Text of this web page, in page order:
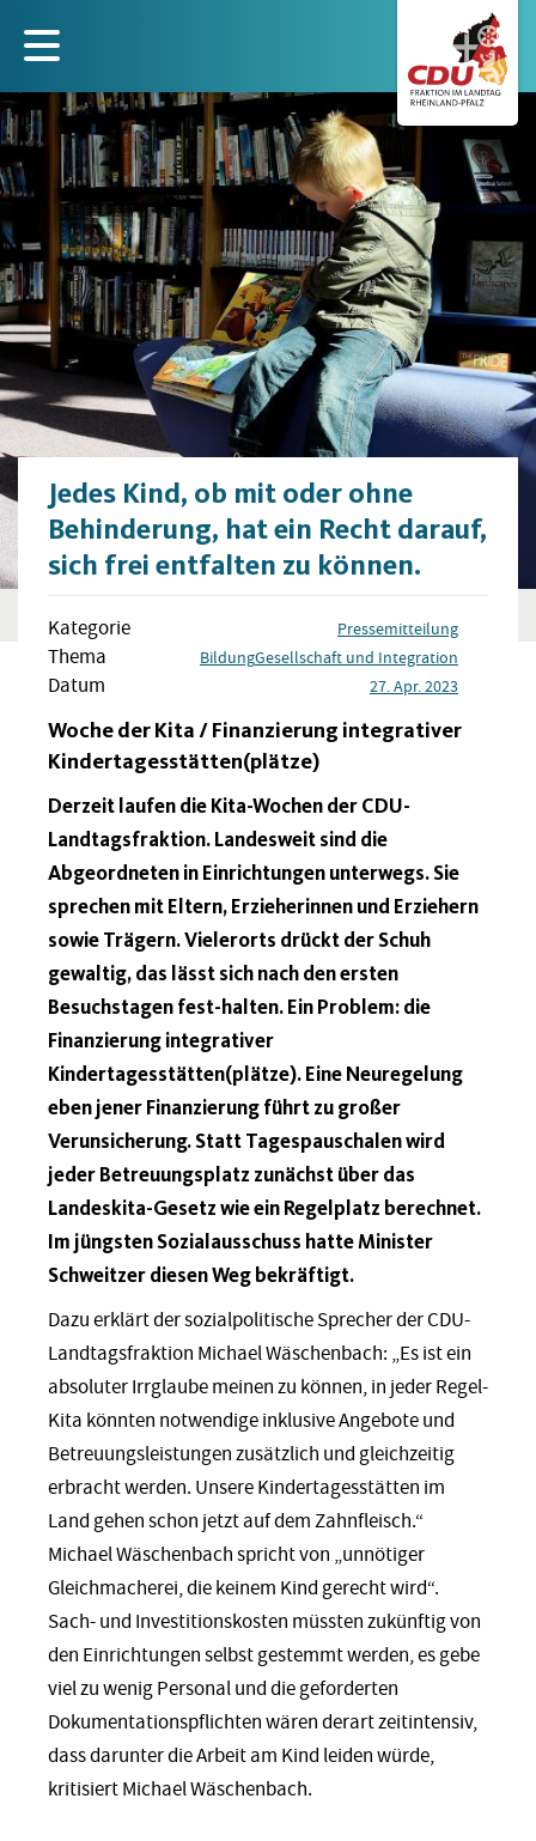
zum
Inhalt
Jedes Kind, ob mit oder ohne
Behinderung, hat ein Recht darauf,
sich frei entfalten zu können.
Kategorie Pressemitteilung
Thema Gesellschaft und Integration
Bildung
Datum 27. Apr. 2023
Woche der Kita / Finanzierung integrativer
Kindertagesstätten(plätze)
Derzeit laufen die Kita-Wochen der CDU-
Landtagsfraktion. Landesweit sind die
Abgeordneten in Einrichtungen unterwegs. Sie
sprechen mit Eltern, Erzieherinnen und Erziehern
sowie Trägern. Vielerorts drückt der Schuh
gewaltig, das lässt sich nach den ersten
Besuchstagen fest-halten. Ein Problem: die
Finanzierung integrativer
Kindertagesstätten(plätze). Eine Neuregelung
eben jener Finanzierung führt zu großer
Verunsicherung. Statt Tagespauschalen wird
jeder Betreuungsplatz zunächst über das
Landeskita-Gesetz wie ein Regelplatz berechnet.
Im jüngsten Sozialausschuss hatte Minister
Schweitzer diesen Weg bekräftigt.
Dazu erklärt der sozialpolitische Sprecher der CDU-
Landtagsfraktion Michael Wäschenbach: „Es ist ein
absoluter Irrglaube meinen zu können, in jeder Regel-
Kita könnten notwendige inklusive Angebote und
Betreuungsleistungen zusätzlich und gleichzeitig
erbracht werden. Unsere Kindertagesstätten im
Land gehen schon jetzt auf dem Zahnfleisch.“
Michael Wäschenbach spricht von „unnötiger
Gleichmacherei, die keinem Kind gerecht wird“.
Sach- und Investitionskosten müssten zukünftig von
den Einrichtungen selbst gestemmt werden, es gebe
viel zu wenig Personal und die geforderten
Dokumentationspflichten wären derart zeitintensiv,
dass darunter die Arbeit am Kind leiden würde,
kritisiert Michael Wäschenbach.